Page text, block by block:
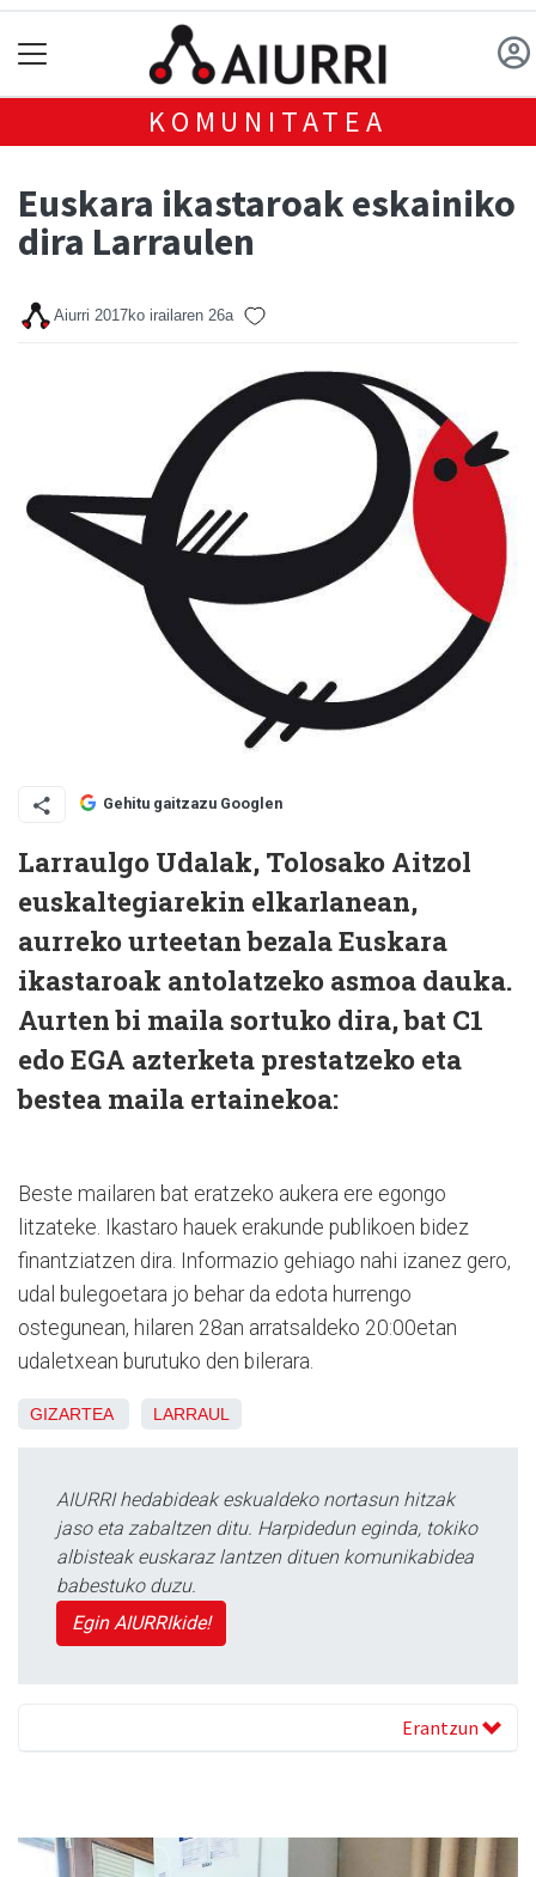
KOMUNITATEA
Euskara ikastaroak eskainiko
dira Larraulen
Aiurri 2017ko irailaren 26a
Gehitu gaitzazu Googlen
Larraulgo Udalak, Tolosako Aitzol
euskaltegiarekin elkarlanean,
aurreko urteetan bezala Euskara
ikastaroak antolatzeko asmoa dauka.
Aurten bi maila sortuko dira, bat C1
edo EGA azterketa prestatzeko eta
bestea maila ertainekoa:
Beste mailaren bat eratzeko aukera ere egongo
litzateke. Ikastaro hauek erakunde publikoen bidez
finantziatzen dira. Informazio gehiago nahi izanez gero,
udal bulegoetara jo behar da edota hurrengo
ostegunean, hilaren 28an arratsaldeko 20:00etan
udaletxean burutuko den bilerara.
GIZARTEA LARRAUL
AIURRI hedabideak eskualdeko nortasun hitzak
jaso eta zabaltzen ditu. Harpidedun eginda, tokiko
albisteak euskaraz lantzen dituen komunikabidea
babestuko duzu.
Egin AIURRIkide!
Erantzun